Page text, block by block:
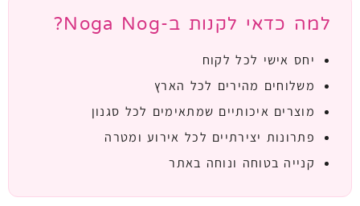
למה כדאי לקנות ב-Noga Nog?
יחס אישי לכל לקוח
משלוחים מהירים לכל הארץ
מוצרים איכותיים שמתאימים לכל סגנון
פתרונות יצירתיים לכל אירוע ומטרה
קנייה בטוחה ונוחה באתר